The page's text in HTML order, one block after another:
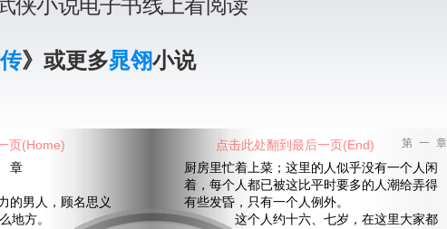
侠小说电子书线上看阅读
》或更多晁翎小说
第 一 章
人，顾名思义
地方。
厨房里忙着上菜；这里的人似乎没有一个人闲
着，每个人都已被这比平时要多的人潮给弄得
有些发昏，只有一个人例外。
这个人约十六、七岁，在这里大家都
页(Home) 点击此处翻到最后一页(End)